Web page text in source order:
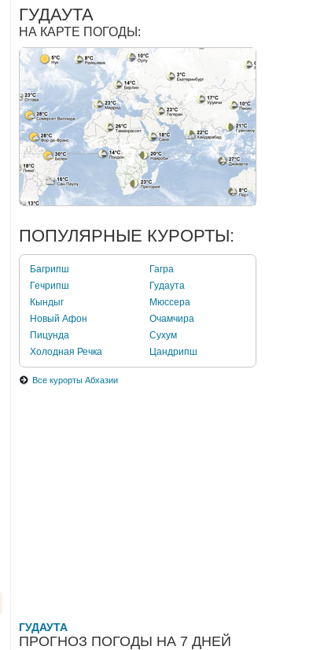
ГУДАУТА
НА КАРТЕ ПОГОДЫ:
ПОПУЛЯРНЫЕ КУРОРТЫ:
Багрипш
Гагра
Гечрипш
Гудаута
Кындыг
Мюссера
Новый Афон
Очамчира
Пицунда
Сухум
Холодная Речка
Цандрипш
Все курорты Абхазии
ГУДАУТА
ПРОГНОЗ ПОГОДЫ НА 7 ДНЕЙ